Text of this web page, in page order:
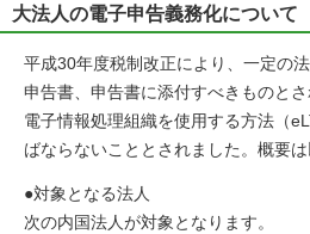
大法人の電子申告義務化について
平成30年度税制改正により、一定の
申告書、申告書に添付すべきものとさ
電子情報処理組織を使用する方法（
ばならないこととされました。概要は
●対象となる法人
次の内国法人が対象となります。